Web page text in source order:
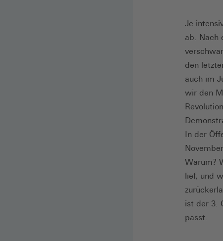
Je
ab. Nach
den
auch im
wir den
In der
Warum?
lief, und
ist der 3.
passt.